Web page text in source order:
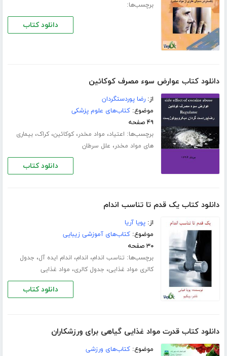
برچسب‌ها:
دانلود کتاب
دانلود کتاب عوارض سوء مصرف کوکائین
از:رضا پوردستگردان
موضوع:کتاب‌های علوم پزشکی
۴۹ صفحه
برچسب‌ها: اعتیاد، مواد مخدر،کوکائین،کراک،بیماری
های مواد مخدر، علل سرطان
دانلود کتاب
دانلود کتاب یک قدم تا تناسب اندام
از:پویا آریا
موضوع:کتاب‌های آموزشی زیبایی
۳۰ صفحه
برچسب‌ها: تناسب اندام، اندام، اندام ایده آل، جدول
کالری مواد غذایی، جدول کالری، مواد غذایی
دانلود کتاب
دانلود کتاب قدرت مواد غذایی گیاهی برای ورزشکاران
موضوع:کتاب‌های ورزشی